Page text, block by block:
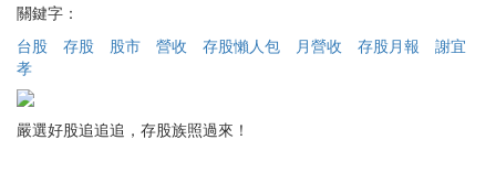
關鍵字：
台股
存股 股市 營收 存股懶人包 月營收 存股月報
謝宜
孝
嚴選好股追追追，存股族照過來！